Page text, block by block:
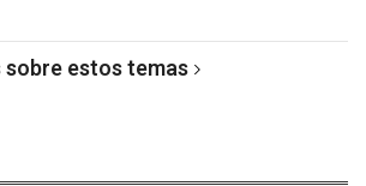
estos temas